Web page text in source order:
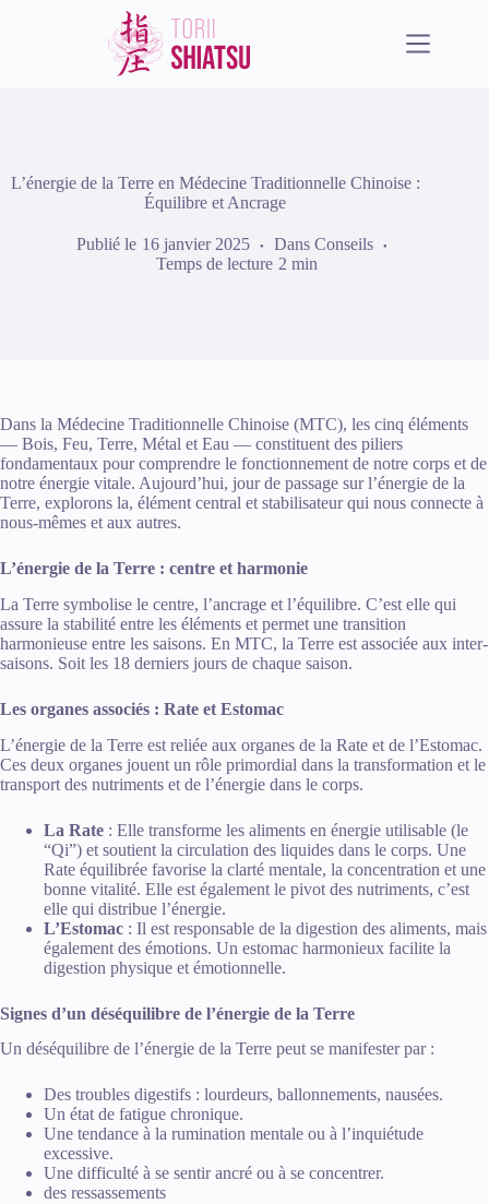
L’énergie de la Terre en Médecine Traditionnelle Chinoise :
Équilibre et Ancrage
Publié le 16 janvier 2025 Dans Conseils
Temps de lecture 2 min
Dans la Médecine Traditionnelle Chinoise (MTC), les cinq éléments
— Bois, Feu, Terre, Métal et Eau — constituent des piliers
fondamentaux pour comprendre le fonctionnement de notre corps et de
notre énergie vitale. Aujourd’hui, jour de passage sur l’énergie de la
Terre, explorons la, élément central et stabilisateur qui nous connecte à
nous-mêmes et aux autres.
L’énergie de la Terre : centre et harmonie
La Terre symbolise le centre, l’ancrage et l’équilibre. C’est elle qui
assure la stabilité entre les éléments et permet une transition
harmonieuse entre les saisons. En MTC, la Terre est associée aux inter-
saisons. Soit les 18 derniers jours de chaque saison.
Les organes associés : Rate et Estomac
L’énergie de la Terre est reliée aux organes de la Rate et de l’Estomac.
Ces deux organes jouent un rôle primordial dans la transformation et le
transport des nutriments et de l’énergie dans le corps.
La Rate : Elle transforme les aliments en énergie utilisable (le
“Qi”) et soutient la circulation des liquides dans le corps. Une
Rate équilibrée favorise la clarté mentale, la concentration et une
bonne vitalité. Elle est également le pivot des nutriments, c’est
elle qui distribue l’énergie.
L’Estomac : Il est responsable de la digestion des aliments, mais
également des émotions. Un estomac harmonieux facilite la
digestion physique et émotionnelle.
Signes d’un déséquilibre de l’énergie de la Terre
Un déséquilibre de l’énergie de la Terre peut se manifester par :
Des troubles digestifs : lourdeurs, ballonnements, nausées.
Un état de fatigue chronique.
Une tendance à la rumination mentale ou à l’inquiétude
excessive.
Une difficulté à se sentir ancré ou à se concentrer.
des ressassements